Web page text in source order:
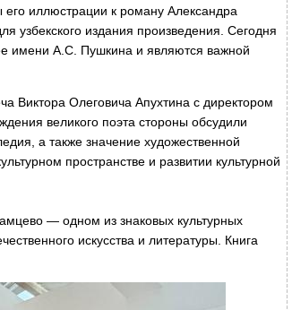
его иллюстрации к роману Александра
узбекского издания произведения. Сегодня
имени А.С. Пушкина и являются важной
Виктора Олеговича Апухтина с директором
великого поэта стороны обсудили
а также значение художественной
пространстве и развитии культурной
— одном из знаковых культурных
искусства и литературы. Книга